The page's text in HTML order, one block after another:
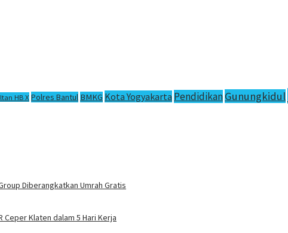
HB X Polres Bantul BMKG Kota Yogyakarta PendidikanGunungkidul
Diberangkatkan Umrah Gratis
Ceper Klaten dalam 5 Hari Kerja